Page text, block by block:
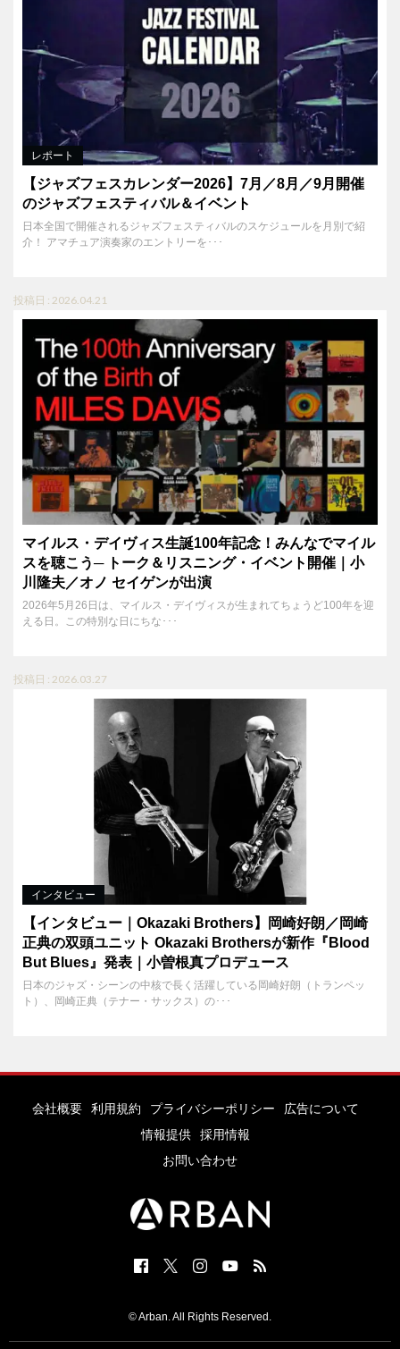
レポート
【ジャズフェスカレンダー2026】7月／8月／9月開催
のジャズフェスティバル＆イベント
日本全国で開催されるジャズフェスティバルのスケジュールを月別で紹
介！ アマチュア演奏家のエントリーを･･･
投稿日 : 2026.04.21
マイルス・デイヴィス生誕100年記念！みんなでマイル
スを聴こう─ トーク＆リスニング・イベント開催｜小
川隆夫／オノ セイゲンが出演
2026年5月26日は、マイルス・デイヴィスが生まれてちょうど100年を迎
える日。この特別な日にちな･･･
投稿日 : 2026.03.27
インタビュー
【インタビュー｜Okazaki Brothers】岡崎好朗／岡崎
正典の双頭ユニット Okazaki Brothersが新作『Blood
But Blues』発表｜小曽根真プロデュース
日本のジャズ・シーンの中核で長く活躍している岡崎好朗（トランペッ
ト）、岡崎正典（テナー・サックス）の･･･
会社概要 利用規約 プライバシーポリシー
広告について
情報提供
採用情報
お問い合わせ
© Arban. All Rights Reserved.